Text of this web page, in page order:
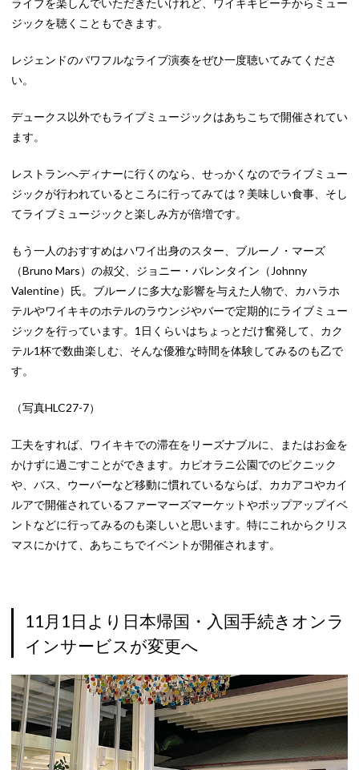
ライブを楽しんでいただきたいけれど、ワイキキビーチからミュー
ジックを聴くこともできます。
レジェンドのパワフルなライブ演奏をぜひ一度聴いてみてくださ
い。
デュークス以外でもライブミュージックはあちこちで開催されてい
ます。
レストランへディナーに行くのなら、せっかくなのでライブミュー
ジックが行われているところに行ってみては？美味しい食事、そし
てライブミュージックと楽しみ方が倍増です。
もう一人のおすすめはハワイ出身のスター、ブルーノ・マーズ
（Bruno Mars）の叔父、ジョニー・バレンタイン（Johnny
Valentine）氏。ブルーノに多大な影響を与えた人物で、カハラホ
テルやワイキキのホテルのラウンジやバーで定期的にライブミュー
ジックを行っています。1日くらいはちょっとだけ奮発して、カク
テル1杯で数曲楽しむ、そんな優雅な時間を体験してみるのも乙で
す。
（写真HLC27-7）
工夫をすれば、ワイキキでの滞在をリーズナブルに、またはお金を
かけずに過ごすことができます。カピオラニ公園でのピクニック
や、バス、ウーバーなど移動に慣れているならば、カカアコやカイ
ルアで開催されているファーマーズマーケットやポップアップイベ
ントなどに行ってみるのも楽しいと思います。特にこれからクリス
マスにかけて、あちこちでイベントが開催されます。
11月1日より日本帰国・入国手続きオンラ
インサービスが変更へ